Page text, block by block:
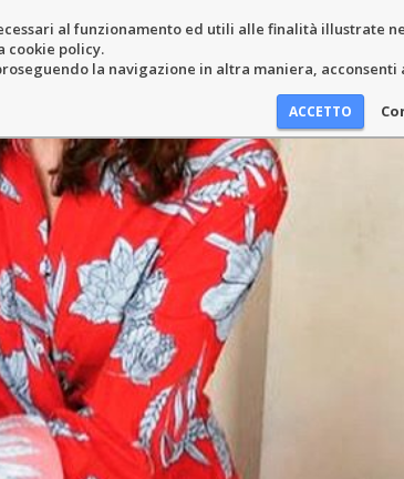
al funzionamento ed utili alle finalità illustrate
cookie policy.
la navigazione in altra maniera, acconsenti